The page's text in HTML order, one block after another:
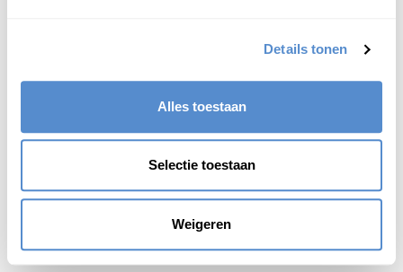
Details tonen
Alles toestaan
Selectie toestaan
Weigeren